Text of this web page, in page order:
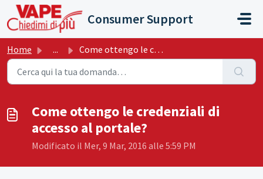
Salta al contenuto principale
Consumer Support
Home ... Come ottengo le credenziali di accesso al portale?
Come ottengo le credenziali di
accesso al portale?
Modificato il Mer, 9 Mar, 2016 alle 5:59 PM